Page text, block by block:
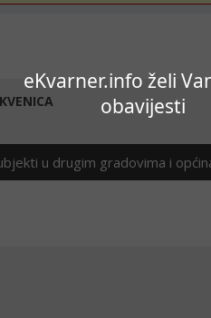
eKvarner.info želi
obavijesti
u drugim gradovima i